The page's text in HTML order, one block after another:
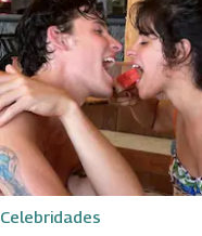
Celebridades